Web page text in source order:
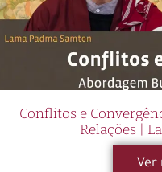
Conflitos e
Relações |
Ver